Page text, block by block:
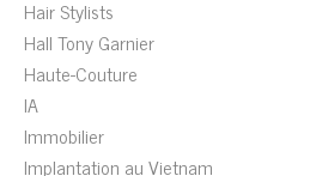
Hair Stylists
Hall Tony Garnier
Haute-Couture
IA
Immobilier
Implantation au Vietnam